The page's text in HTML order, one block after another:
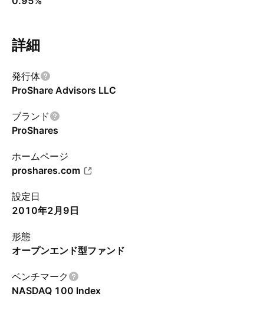
詳細
発行体
ProShare Advisors LLC
ブランド
ProShares
ホームページ
proshares.com
設定日
2010年2月9日
形態
オープンエンド型ファンド
ベンチマーク
NASDAQ 100 Index